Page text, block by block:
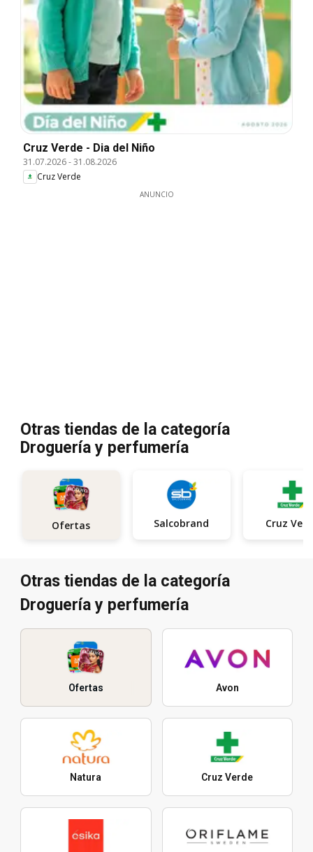
Cruz Verde - Dia del Niño
31.07.2026-31.08.2026
Cruz Verde
ANUNCIO
Otras tiendas de la categoría
Droguería y perfumería
Ofertas Salcobrand Cruz
Otras tiendas de la categoría
Droguería y perfumería
Ofertas Avon
Natura Cruz Verde